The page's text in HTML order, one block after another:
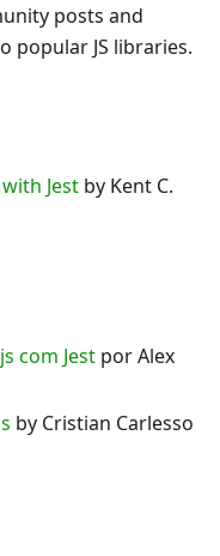
posts and
popular JS libraries.
Jest by Kent C.
com Jest por Alex
by Cristian Carlesso